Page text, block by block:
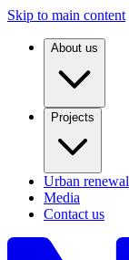
Skip to main content
About us
Projects
Urban renewal
Media
Contact us